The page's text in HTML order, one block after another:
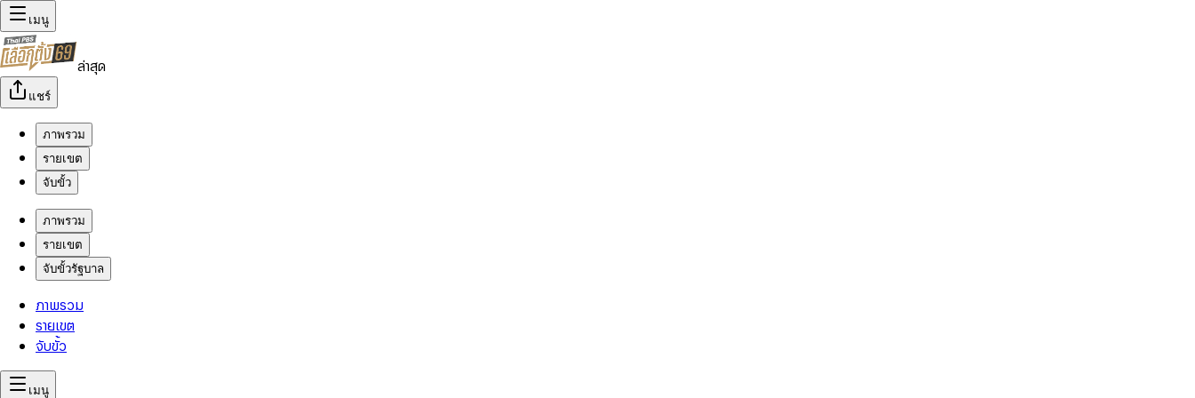
เมนู
ล่าสุด
แชร์
ภาพรวม
รายเขต
จับขั้ว
ภาพรวม
รายเขต
จับขั้วรัฐบาล
ภาพรวม
รายเขต
จับขั้ว
เมนู